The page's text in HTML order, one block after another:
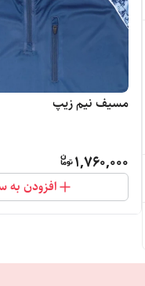
مسیف نیم زیپ
1,760,000
افزودن به